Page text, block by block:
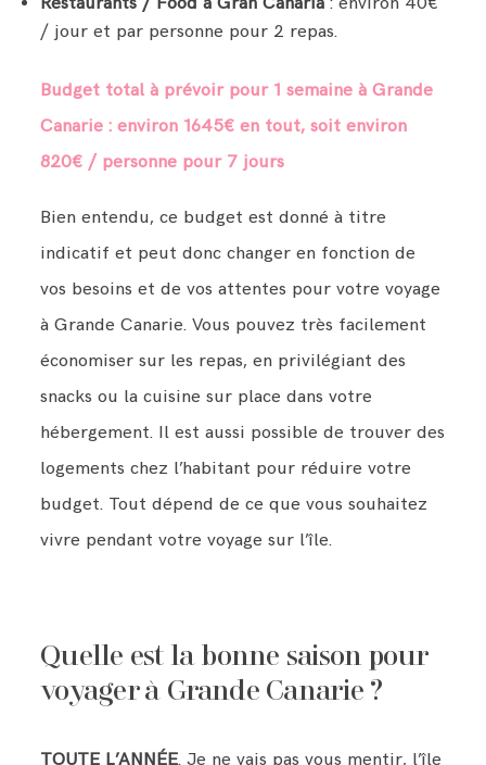
/ jour et par personne pour 2 repas.
Budget total à prévoir pour 1 semaine à Grande
Canarie : environ 1645€ en tout, soit environ
820€ / personne pour 7 jours
Bien entendu, ce budget est donné à titre
indicatif et peut donc changer en fonction de
vos besoins et de vos attentes pour votre voyage
à Grande Canarie. Vous pouvez très facilement
économiser sur les repas, en privilégiant des
snacks ou la cuisine sur place dans votre
hébergement. Il est aussi possible de trouver des
logements chez l’habitant pour réduire votre
budget. Tout dépend de ce que vous souhaitez
vivre pendant votre voyage sur l’île.
Quelle est la bonne saison pour
voyager à Grande Canarie ?
TOUTE L’ANNÉE. Je ne vais pas vous mentir, l’île